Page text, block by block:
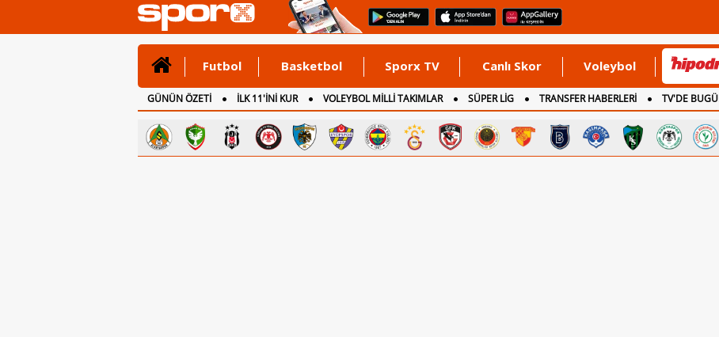
Futbol Basketbol Sporx TV Canlı Skor Voleybol
GÜNÜN ÖZETİ İLK 11'İNİ KUR VOLEYBOL MİLLİ TAKIMLAR SÜPER LİG TRANSFER HABERLERİ TV'DE
CANLI ANLATIM
İNGİLTERE